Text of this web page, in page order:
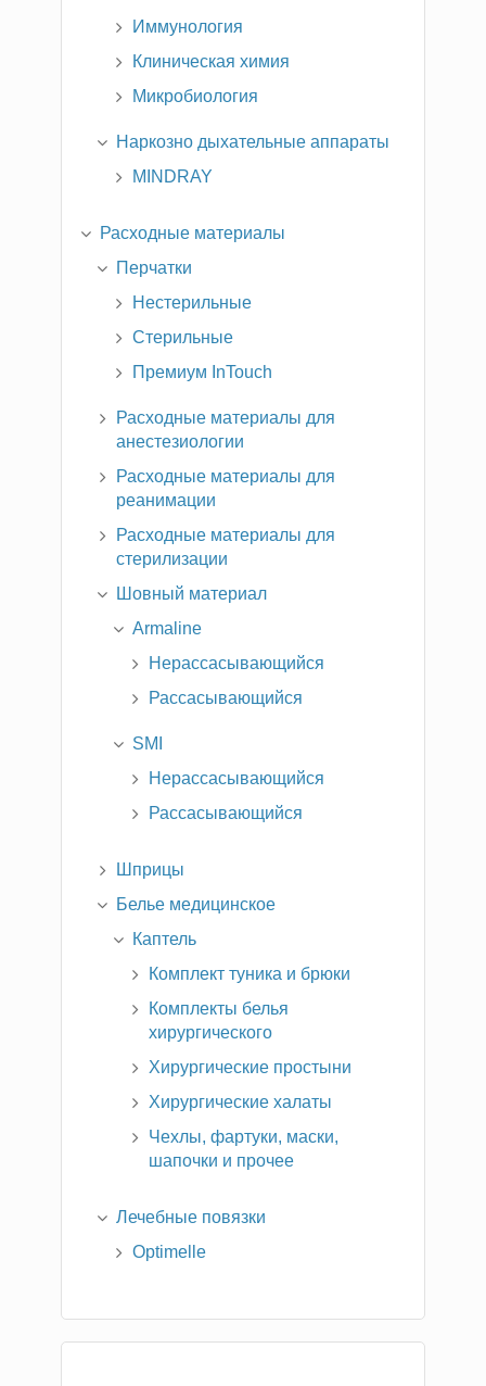
Иммунология
Клиническая химия
Микробиология
Наркозно дыхательные аппараты
MINDRAY
Расходные материалы
Перчатки
Нестерильные
Стерильные
Премиум InTouch
Расходные материалы для
анестезиологии
Расходные материалы для
реанимации
Расходные материалы для
стерилизации
Шовный материал
Armaline
Нерассасывающийся
Рассасывающийся
SMI
Нерассасывающийся
Рассасывающийся
Шприцы
Белье медицинское
Каптель
Комплект туника и брюки
Комплекты белья
хирургического
Хирургические простыни
Хирургические халаты
Чехлы, фартуки, маски,
шапочки и прочее
Лечебные повязки
Optimelle